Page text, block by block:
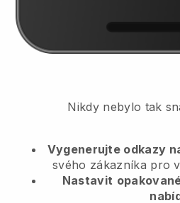
Nikdy nebylo tak
Vygenerujte odkazy
svého zákazníka pro
Nastavit